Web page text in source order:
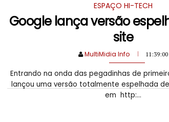
ESPAÇO HI-TECH
Google lança versão
site
MultiMidia Info 11:39:00
Entrando na onda das pegadinhas de
lançou uma versão totalmente espelhada
em http:...